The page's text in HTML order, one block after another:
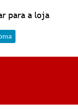
para a loja